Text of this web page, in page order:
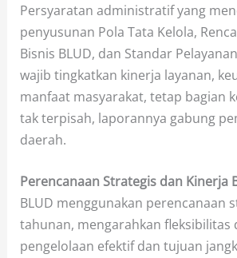
Persyaratan administratif yang
penyusunan Pola Tata Kelola,
Bisnis BLUD, dan Standar
wajib tingkatkan kinerja layanan,
manfaat masyarakat, tetap bagian
tak terpisah, laporannya gabung
daerah.
Perencanaan Strategis dan Kinerja
BLUD menggunakan perencanaan
tahunan, mengarahkan fleksibilitas
pengelolaan efektif dan tujuan